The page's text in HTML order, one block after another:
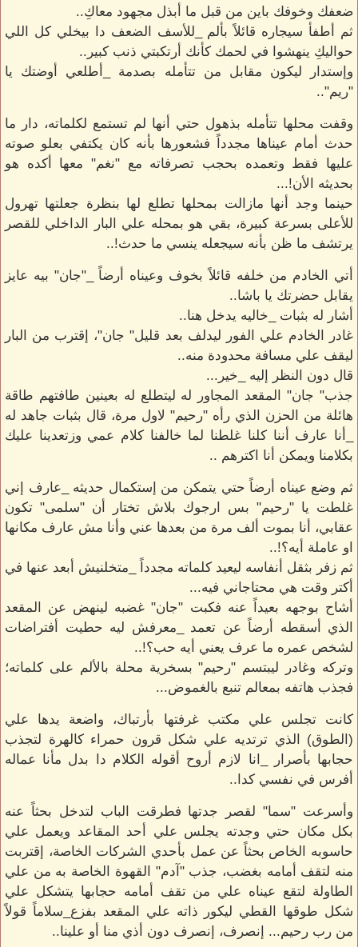
ضعفك وخوفك باين من قبل ما أبذل مجهود معاكِ..
ثم أطفأ سيجاره قائلاً بألم _للأسف الضعف دا بيخلي كل اللي
حواليكِ ينهشوا في لحمك كأنك أرتكبتي ذنب كبير..
وإستدار ليكون مقابل من تتأمله بصدمة _أطلعي أوضتك يا
"ريم"..
وقفت محلها تتأمله بذهول حتي أنها لم تستمع لكلماته، دار ما
حدث أمام عيناها مجدداً فشعورها بأنه كان يكتفي بعلو صوته
عليها فقط وتعمده بحجب تصرفاته مع "نغم" معها أكده هو
بحديثه الأن!...
حينما وجد أنها مازالت بمحلها تطلع لها بنظرة جعلتها تهرول
للأعلى بسرعة كبيرة، بقي هو بمحله علي البار الداخلي للقصر
يرتشف ما ظن بأنه سيجعله ينسي ما حدث!..
أتي الخادم من خلفه قائلاً بخوف وعيناه أرضاً _"جان" بيه عايز
يقابل حضرتك يا باشا..
أشار له بثبات _خاليه يدخل هنا..
غادر الخادم علي الفور ليدلف بعد قليل" جان"، إقترب من البار
ليقف علي مسافة محدودة منه..
قال دون النظر إليه _خير...
جذب" جان" المقعد المجاور له ليتطلع له بعينين طافتهم طاقة
هائلة من الحزن الذي رأه "رحيم" لاول مرة، قال بثبات جاهد له
_أنا عارف أننا كلنا غلطنا لما خالفنا كلام عمي وزتعدينا عليك
بكلامنا ويمكن أنا اكترهم ..
ثم وضع عيناه أرضاً حتي يتمكن من إستكمال حديثه _عارف إني
غلطت يا "رحيم" بس ارجوك بلاش تختار أن "سلمى" تكون
عقابي، أنا بموت ألف مرة من بعدها عني وأنا مش عارف مكانها
او عاملة أيه؟!..
ثم زفر بثقل أنفاسه ليعيد كلماته مجدداً _متخلنيش أبعد عنها في
أكتر وقت هي محتاجاني فيه...
أشاح بوجهه بعيداً عنه فكبت "جان" غضبه لينهض عن المقعد
الذي أسقطه أرضاً عن تعمد _معرفش ليه حطيت أفتراضات
لشخص عمره ما عرف يعني أيه حب؟!..
وتركه وغادر ليبتسم "رحيم" بسخرية محلة بالألم على كلماته؛
فجذب هاتفه بمعالم تنبع بالغموض...
كانت تجلس علي مكتب غرفتها بأرتباك، واضعة يدها علي
(الطوق) الذي ترتديه علي شكل قرون حمراء كالهرة لتجذب
حجابها بأصرار _انا لازم أروح أقوله الكلام دا بدل مأنا عماله
أفرس في نفسي كدا..
وأسرعت "سما" لقصر جدتها فطرقت الباب لتدخل بحثاً عنه
بكل مكان حتي وجدته يجلس علي أحد المقاعد ويعمل علي
حاسوبه الخاص بحثاً عن عمل بأحدي الشركات الخاصة، إقتربت
منه لتقف أمامه بغضب، جذب "آدم" القهوة الخاصة به من علي
الطاولة لتقع عيناه علي من تقف أمامه حجابها يتشكل علي
شكل طوقها القطي ليكور ذاته علي المقعد بفزع_سلاماً قولاً
من رب رحيم... إنصرف، إنصرف دون أذي منا أو علينا..